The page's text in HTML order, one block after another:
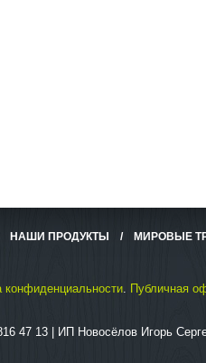
НАШИ ПРОДУКТЫ / МИРОВЫЕ
конфиденциальности. Публичная
47 13 | ИП Новосёлов Игорь